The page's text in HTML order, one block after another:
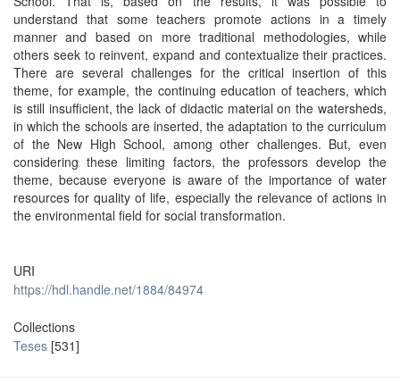
understand that some teachers promote actions in a timely
manner and based on more traditional methodologies, while
others seek to reinvent, expand and contextualize their practices.
There are several challenges for the critical insertion of this
theme, for example, the continuing education of teachers, which
is still insufficient, the lack of didactic material on the watersheds,
in which the schools are inserted, the adaptation to the curriculum
of the New High School, among other challenges. But, even
considering these limiting factors, the professors develop the
theme, because everyone is aware of the importance of water
resources for quality of life, especially the relevance of actions in
the environmental field for social transformation.
URI
https://hdl.handle.net/1884/84974
Collections
Teses [531]